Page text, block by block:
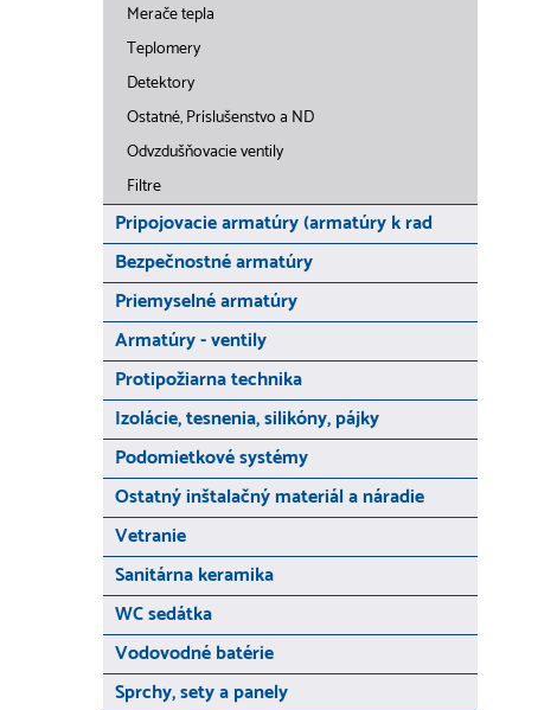
Merače tepla
Teplomery
Detektory
Ostatné, Príslušenstvo a ND
Odvzdušňovacie ventily
Filtre
Pripojovacie armatúry (armatúry k rad
Bezpečnostné armatúry
Priemyselné armatúry
Armatúry - ventily
Protipožiarna technika
Izolácie, tesnenia, silikóny, pájky
Podomietkové systémy
Ostatný inštalačný materiál a náradie
Vetranie
Sanitárna keramika
WC sedátka
Vodovodné batérie
Sprchy, sety a panely